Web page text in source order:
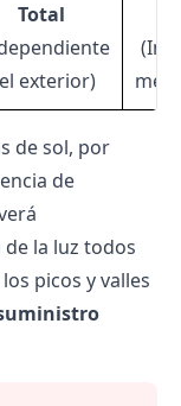
Total
exterior)
de sol, por
de
la luz todos
picos y valles